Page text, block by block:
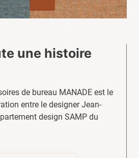
une histoire
de bureau MANADE est le
entre le designer Jean-
design SAMP du